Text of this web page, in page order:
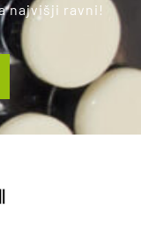
najvišji ravni!